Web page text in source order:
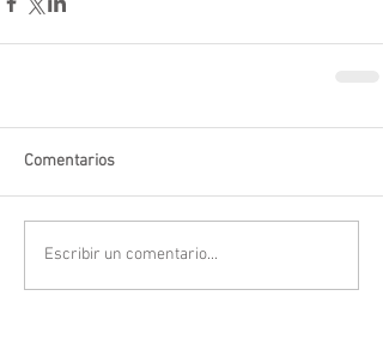
Comentarios
Escribir un comentario...